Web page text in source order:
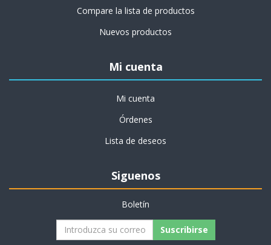
Compare la lista de productos
Nuevos productos
Mi cuenta
Mi cuenta
Órdenes
Lista de deseos
Siguenos
Boletín